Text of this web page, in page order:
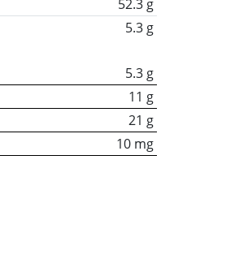
52.3 g
5.3 g
5.3 g
11 g
21 g
10 mg